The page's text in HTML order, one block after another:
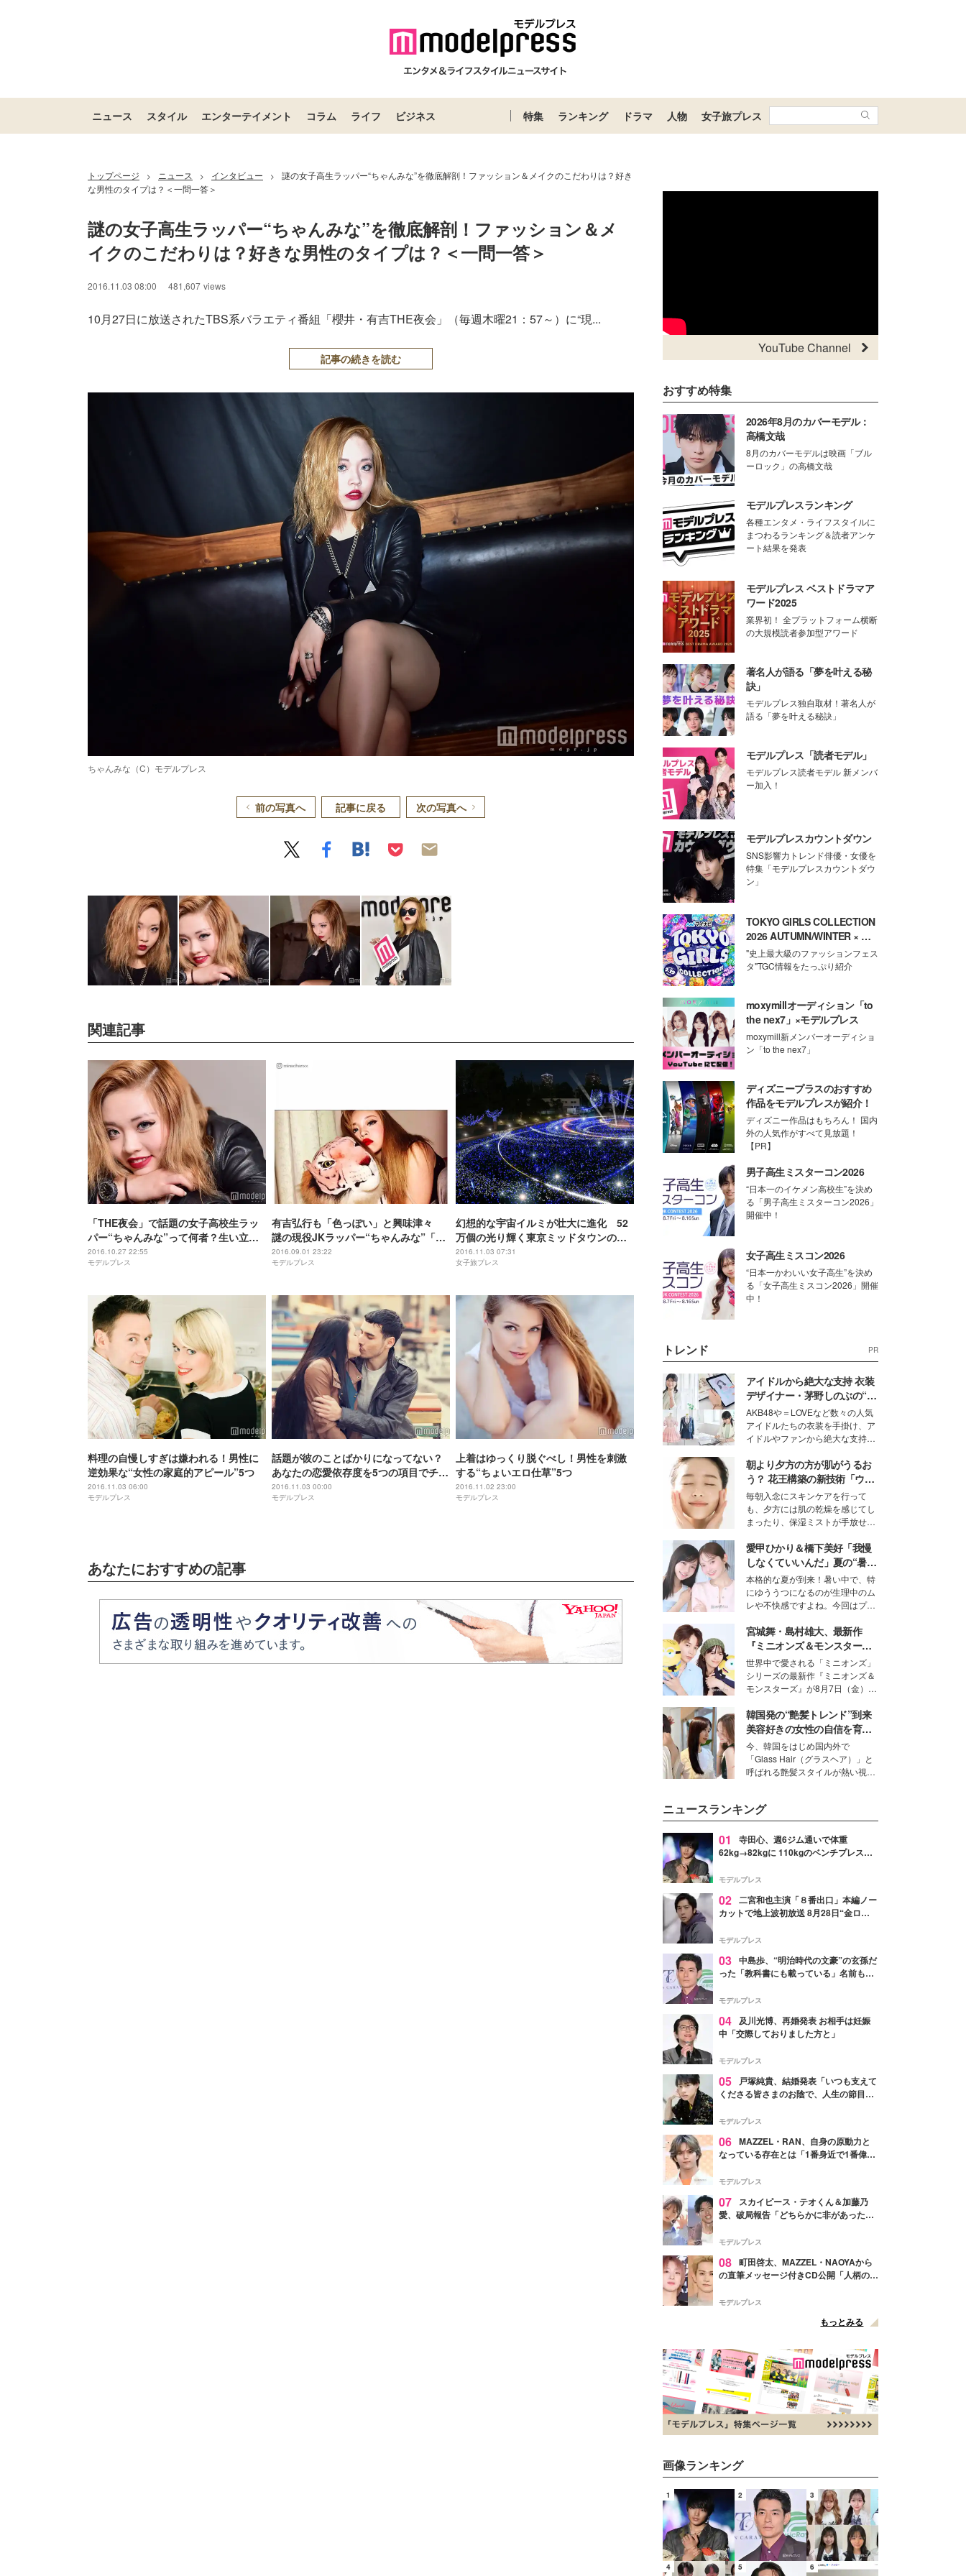
ニュース スタイル エンターテイメント コラム ライフ ビジネス 特集 ランキング ドラマ 人物 女子旅プレス
トップページ > ニュース > インタビュー >
謎の女子高生ラッパー“ちゃんみな”を徹底解剖！ファッション＆メイクのこだわりは？好き
な男性のタイプは？＜一問一答＞
謎の女子高生ラッパー“ちゃんみな”を徹底解剖！ファッション＆メ
イクのこだわりは？好きな男性のタイプは？＜一問一答＞
2016.11.03 08:00 481,607 views
10月27日に放送されたTBS系バラエティ番組「櫻井・有吉THE夜会」（毎週木曜21：57～）に“現...
記事の続きを読む
ちゃんみな（C）モデルプレス
前の写真へ 記事に戻る 次の写真へ
関連記事
「THE夜会」で話題の女子高校生ラッ
パー“ちゃんみな”って何者？生い立
ち・ラップの原点・将来の夢…半生を
語る モデルプレスインタビュー
2016.10.27 22:55
モデルプレス
有吉弘行も「色っぽい」と興味津々
謎の現役JKラッパー“ちゃんみな”「櫻
井・有吉THE夜会」出演で話題＜プロ
フィール＞
2016.09.01 23:22
モデルプレス
幻想的な宇宙イルミが壮大に進化 52
万個の光り輝く東京ミッドタウンのク
リスマス
2016.11.03 07:31
女子旅プレス
料理の自慢しすぎは嫌われる！男性に
逆効果な“女性の家庭的アピール”5つ
2016.11.03 06:00
モデルプレス
話題が彼のことばかりになってない？
あなたの恋愛依存度を5つの項目でチェ
ック
2016.11.03 00:00
モデルプレス
上着はゆっくり脱ぐべし！男性を刺激
する“ちょいエロ仕草”5つ
2016.11.02 23:00
モデルプレス
あなたにおすすめの記事
YouTube Channel
おすすめ特集
2026年8月のカバーモデル：
高橋文哉
8月のカバーモデルは映画「ブル
ーロック」の高橋文哉
モデルプレスランキング
各種エンタメ・ライフスタイルに
まつわるランキング＆読者アンケ
ート結果を発表
モデルプレス ベストドラマア
ワード2025
業界初！ 全プラットフォーム横断
の大規模読者参加型アワード
著名人が語る「夢を叶える秘
訣」
モデルプレス独自取材！著名人が
語る「夢を叶える秘訣」
モデルプレス「読者モデル」
モデルプレス読者モデル 新メンバ
ー加入！
モデルプレスカウントダウン
SNS影響力トレンド俳優・女優を
特集「モデルプレスカウントダウ
ン」
TOKYO GIRLS COLLECTION
2026 AUTUMN/WINTER × モ
デルプレス
"史上最大級のファッションフェス
タ"TGC情報をたっぷり紹介
moxymillオーディション「to
the nex7」×モデルプレス
moxymill新メンバーオーディショ
ン「to the nex7」
ディズニープラスのおすすめ
作品をモデルプレスが紹介！
ディズニー作品はもちろん！ 国内
外の人気作がすべて見放題！
【PR】
男子高生ミスターコン2026
“日本一のイケメン高校生”を決め
る「男子高生ミスターコン2026」
開催中！
女子高生ミスコン2026
“日本一かわいい女子高生”を決め
る「女子高生ミスコン2026」開催
中！
トレンド PR
アイドルから絶大な支持 衣装
デザイナー・茅野しのぶの“可
愛い”を作る美学＜「シチズン
クロスシー」インタビュー＞
AKB48や＝LOVEなど数々の人気
アイドルたちの衣装を手掛け、ア
イドルやファンから絶大な支持を
取締役兼クリエイティブディレク
ター・茅野しのぶ。一人ひとりの
個性に寄り添い、魅力を引き出す
衣装作りは、多くの女性たちに勇
気と自信を与え続けている。
朝より夕方の方が肌がうるお
う？ 花王構築の新技術「ウォ
ーターキャプチャリングスキ
ン（捕水肌）」がスキンケア
の常識を変える予感
毎朝入念にスキンケアを行って
も、夕方には肌の乾燥を感じてし
まったり、保湿ミストが手放せな
な美容の常識を大きく変える可能
性を秘めた、革新的な「Water
Capturing Skin（ウォーターキャ
プチャリングスキン：捕水肌）」
技術を、花王が構築した。
愛甲ひかり＆橋下美好「我慢
しなくていいんだ」夏の“暑さ
対策”の新しい選択肢とは？
本格的な夏が到来！暑い中で、特
にゆううつになるのが生理中のム
レや不快感ですよね。今回はプラ
モデル・愛甲ひかりさんと橋下美
好さんを迎えて本音で女子会トー
ク。猛暑のお出かけを快適に過ご
すヒントや、2人が感動した夏の
生理の新常識にも迫りました。
宮城舞・島村雄大、最新作
『ミニオンズ＆モンスター
ズ』の魅力熱弁 ハチャメチャ
だけじゃない“友情と絆”に感
動
世界中で愛される「ミニオンズ」
シリーズの最新作『ミニオンズ＆
モンスターズ』が8月7日（金）に
ニオン好き”という共通点を持つモ
デルの宮城舞と島村雄大の特別対
談をお届け！それぞれの視点か
ら、今作ならではの魅力や予想外
の感動をもたらす奥深いストーリ
ーについて熱く語り合ってもらっ
韓国発の“艶髪トレンド”到来
美容好きの女性の自信を育む
「ヘアケア事情」って？
今、韓国をはじめ国内外で
「Glass Hair（グラスヘア）」と
呼ばれる艶髪スタイルが熱い視線
して、“髪そのものの美しさ”に改
めて注目する人が増えている様
子。今回は、そんな憧れの艶やか
な髪を日常で叶える、美容好きの
ます。
ニュースランキング
01
寺田心、週6ジム通いで体重
62kg→82kgに 110kgのベンチプレス持
「かっこいい」と反響
モデルプレス
02 二宮和也主演「８番出口」本編ノー
カットで地上波初放送 8月28日“金ロ
モデルプレス
03 中島歩、“明治時代の文豪”の玄孫だ
った「教科書にも載っている」名前も先
モデルプレス
04 及川光博、再婚発表 お相手は妊娠
中「交際しておりました方と」
モデルプレス
05
戸塚純貴、結婚発表「いつも支えて
くださる皆さまのお陰で、人生の節目を
す」【全文】
モデルプレス
06 MAZZEL・RAN、自身の原動力と
なっている存在とは「1番身近で1番偉大
モデルプレス
07
スカイピース・テオくん＆加藤乃
愛、破局報告「どちらかに非があったわ
モデルプレス
08 町田啓太、MAZZEL・NAOYAから
の直筆メッセージ付きCD公開「人柄の良
モデルプレス
もっとみる
画像ランキング
1 2 3
4 5 6